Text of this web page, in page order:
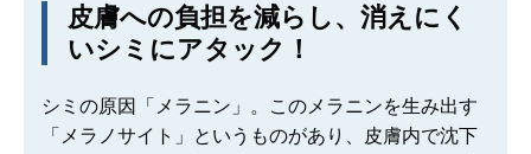
皮膚への負担を減らし、消えにく
いシミにアタック！
シミの原因「メラニン」。このメラニンを生み出す
「メラノサイト」というものがあり、皮膚内で沈下